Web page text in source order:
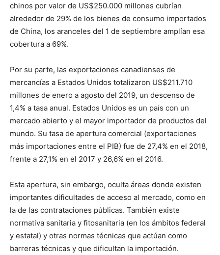
chinos por valor de US$250.000 millones cubrían
alrededor de 29% de los bienes de consumo importados
de China, los aranceles del 1 de septiembre amplían esa
cobertura a 69%.
Por su parte, las exportaciones canadienses de
mercancías a Estados Unidos totalizaron US$211.710
millones de enero a agosto del 2019, un descenso de
1,4% a tasa anual. Estados Unidos es un país con un
mercado abierto y el mayor importador de productos del
mundo. Su tasa de apertura comercial (exportaciones
más importaciones entre el PIB) fue de 27,4% en el 2018,
frente a 27,1% en el 2017 y 26,6% en el 2016.
Esta apertura, sin embargo, oculta áreas donde existen
importantes dificultades de acceso al mercado, como en
la de las contrataciones públicas. También existe
normativa sanitaria y fitosanitaria (en los ámbitos federal
y estatal) y otras normas técnicas que actúan como
barreras técnicas y que dificultan la importación.